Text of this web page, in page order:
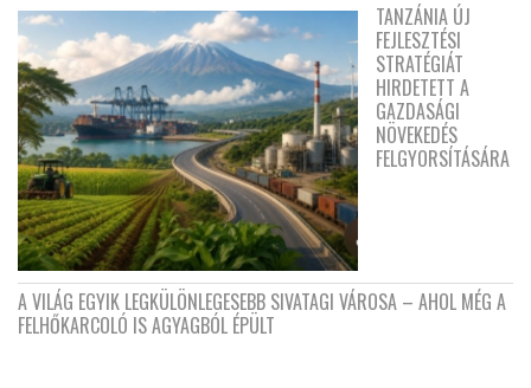
TANZÁNIA ÚJ
FEJLESZTÉSI
STRATÉGIÁT
HIRDETETT A
GAZDASÁGI
NÖVEKEDÉS
FELGYORSÍTÁSÁRA
A VILÁG EGYIK LEGKÜLÖNLEGESEBB SIVATAGI VÁROSA – AHOL MÉG A
FELHŐKARCOLÓ IS AGYAGBÓL ÉPÜLT